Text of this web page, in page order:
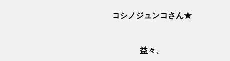
コシノジュンコさん★
益々、